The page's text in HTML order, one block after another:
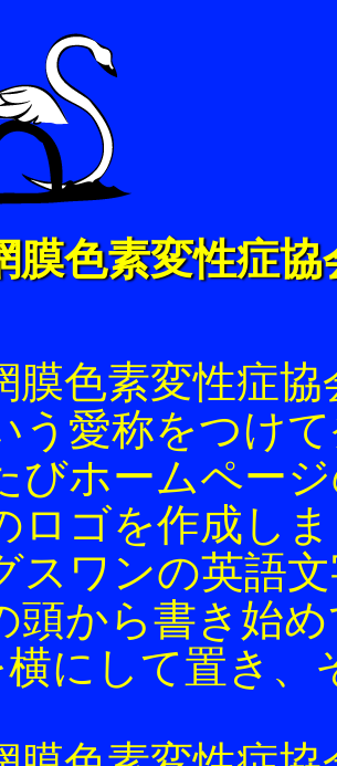
膜色素変性症
膜色素変性症
う愛称をつけ
びホームペー
ロゴを作成し
スワンの英語
頭から書き始
横にして置き、